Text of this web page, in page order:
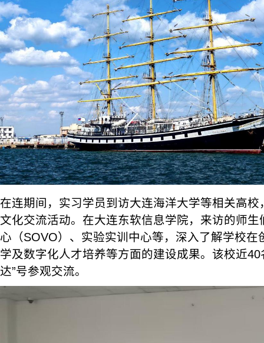
在连期间，实习学员到访大连海洋大学等相关高
文化交流活动。在大连东软信息学院，来访的师
心（SOVO）、实验实训中心等，深入了解学校在
学及数字化人才培养等方面的建设成果。该校近40
达”号参观交流。